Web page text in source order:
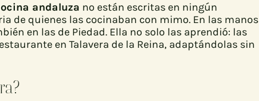
andaluza no están escritas en ningún
de quienes las cocinaban con mimo. En las manos
en las de Piedad. Ella no solo las aprendió: las
en Talavera de la Reina, adaptándolas sin